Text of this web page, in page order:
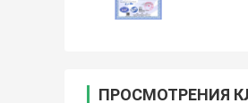
ПРОСМОТРЕНИЯ